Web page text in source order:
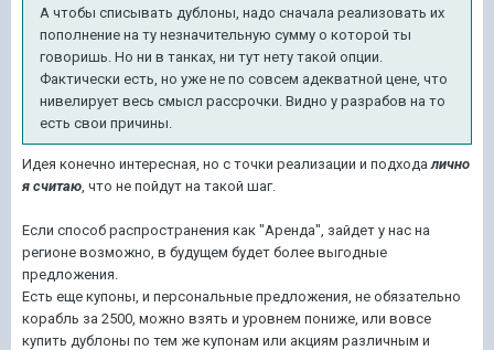
А чтобы списывать дублоны, надо сначала реализовать их
пополнение на ту незначительную сумму о которой ты
говоришь. Но ни в танках, ни тут нету такой опции.
Фактически есть, но уже не по совсем адекватной цене, что
нивелирует весь смысл рассрочки. Видно у разрабов на то
есть свои причины.
Идея конечно интересная, но с точки реализации и подходалично
я считаю, что не пойдут на такой шаг.
Если способ распространения как "Аренда", зайдет у нас на
регионе возможно, в будущем будет более выгодные
предложения.
Есть еще купоны, и персональные предложения, не обязательно
корабль за 2500, можно взять и уровнем пониже, или вовсе
купить дублоны по тем же купонам или акциям различным и